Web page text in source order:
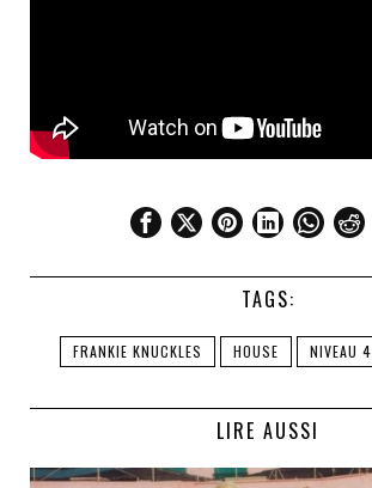
TAGS:
FRANKIE KNUCKLES HOUSE NIVEAU 4
LIRE AUSSI